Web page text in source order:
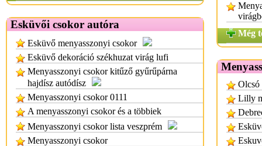
Esküvői csokor autóra
Esküvő menyasszonyi csokor
Esküvő dekoráció székhuzat virág lufi
Menyasszonyi csokor kitűző gyűrűpárna
hajdísz autódísz
Menyasszonyi csokor 0111
A menyasszonyi csokor és a többiek
Menyasszonyi csokor lista veszprém
Menyasszonyi csokor
Még
Olcsó
Lilly